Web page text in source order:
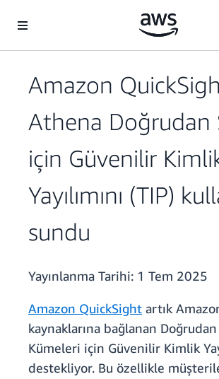
Amazon
Athena Doğrudan
için Güvenilir
Yayılımını (TIP)
sundu
Yayınlanma Tarihi: 1 Tem 2025
Amazon QuickSight artık
kaynaklarına bağlanan
Kümeleri için Güvenilir Kimlik
destekliyor. Bu özellikle